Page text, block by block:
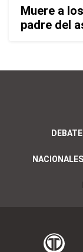
Muere a
padre del
NACIONALES